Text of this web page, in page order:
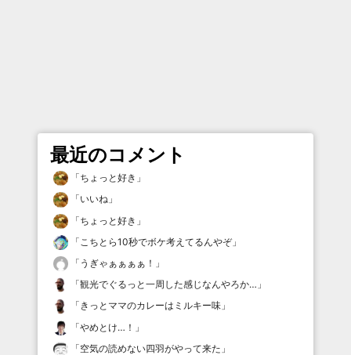
最近のコメント
「ちょっと好き 」
「いいね 」
「ちょっと好き 」
「 こちとら10秒でボケ考えてるんやぞ」
「 うぎゃぁぁぁぁ！ 」
「観光でぐるっと一周した感じなんやろか… 」
「 きっとママのカレーはミルキー味 」
「やめとけ…！ 」
「空気の読めない四羽がやって来た 」